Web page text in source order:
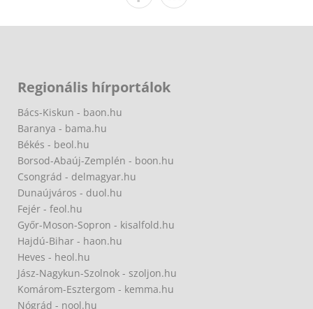
Regionális hírportálok
Bács-Kiskun - baon.hu
Baranya - bama.hu
Békés - beol.hu
Borsod-Abaúj-Zemplén - boon.hu
Csongrád - delmagyar.hu
Dunaújváros - duol.hu
Fejér - feol.hu
Győr-Moson-Sopron - kisalfold.hu
Hajdú-Bihar - haon.hu
Heves - heol.hu
Jász-Nagykun-Szolnok - szoljon.hu
Komárom-Esztergom - kemma.hu
Nógrád - nool.hu